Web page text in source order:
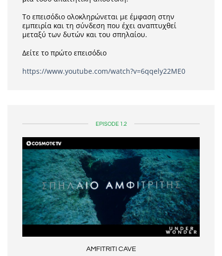
Το επεισόδιο ολοκληρώνεται με έμφαση στην
εμπειρία και τη σύνδεση που έχει αναπτυχθεί
μεταξύ των δυτών και του σπηλαίου.
Δείτε το πρώτο επεισόδιο
https://www.youtube.com/watch?v=6qqely22ME0
EPISODE 1.2
AMFITRITI CAVE